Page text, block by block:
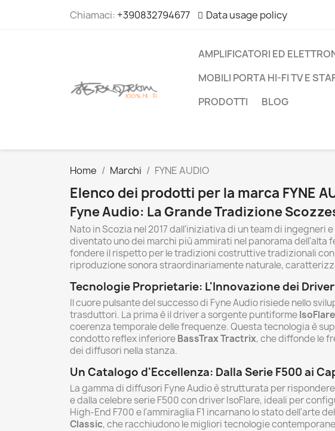
Chiamaci: +390832794677 Data usage policy
AMPLIFICATORI ED
MOBILI PORTA HI-FI TV E
PRODOTTI
BLOG
Home Marchi FYNE AUDIO
Elenco dei prodotti per la marca FYNE
Fyne Audio: La Grande Tradizione
Nato in Scozia nel 2017 dall'iniziativa di un team di
diventato uno dei marchi più ammirati nel panorama
fondere il rispetto per le tradizioni costruttive tradizionali
riproduzione sonora straordinariamente naturale,
Tecnologie Proprietarie: L'Innovazione dei Driver
Il cuore pulsante del successo di Fyne Audio risiede nello
trasduttori. La prima è il driver a sorgente puntiformeIsoFlare
coerenza temporale delle frequenze. Questa tecnologia è
condotto reflex inferioreBassTrax Tractrix, che diffonde le
dei diffusori nella stanza.
Un Catalogo d'Eccellenza: Dalla Serie F500 ai
La gamma di diffusori Fyne Audio è strutturata per
e dalla celebre serie F500 con driver IsoFlare, ideali per
High-End F700 e l'ammiraglia F1 incarnano lo stato dell'arte
Classic, che racchiudono le migliori tecnologie